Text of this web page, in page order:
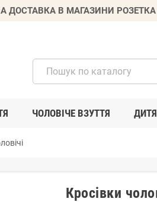
ДОСТАВКА В МАГАЗИНИ
ЧОЛОВІЧЕ ВЗУТТЯ
Кросівки